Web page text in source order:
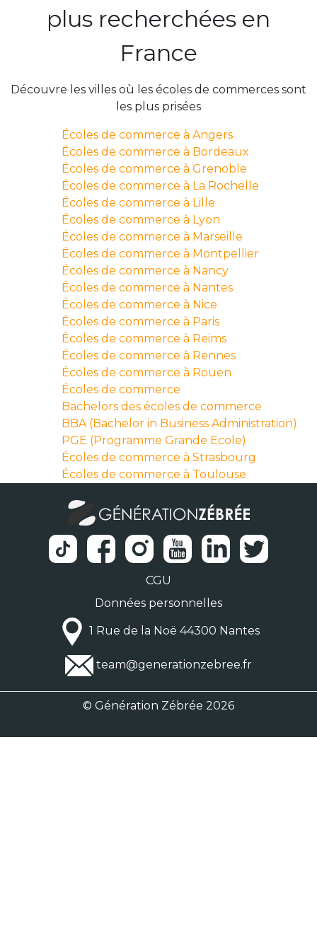
plus recherchées en
France
Découvre les villes où les écoles de commerces sont
les plus prisées
Écoles de commerce à Angers
Écoles de commerce à Bordeaux
Écoles de commerce à Grenoble
Écoles de commerce à La Rochelle
Écoles de commerce à Lille
Écoles de commerce à Lyon
Écoles de commerce à Marseille
Écoles de commerce à Montpellier
Écoles de commerce à Nancy
Écoles de commerce à Nantes
Écoles de commerce à Nice
Écoles de commerce à Paris
Écoles de commerce à Reims
Écoles de commerce à Rennes
Écoles de commerce à Rouen
Écoles de commerce
Bachelors des écoles de commerce
BBA (Bachelor in Business Administration)
PGE (Programme Grande Ecole)
Écoles de commerce à Strasbourg
Écoles de commerce à Toulouse
CGU
Données personnelles
1 Rue de la Noë 44300 Nantes
team@generationzebree.fr
© Génération Zébrée 2026